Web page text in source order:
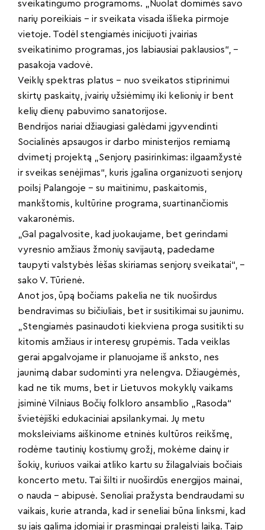
sveikatingumo programoms. „Nuolat domimės savo
narių poreikiais – ir sveikata visada išlieka pirmoje
vietoje. Todėl stengiamės inicijuoti įvairias
sveikatinimo programas, jos labiausiai paklausios“, –
pasakoja vadovė.
Veiklų spektras platus – nuo sveikatos stiprinimui
skirtų paskaitų, įvairių užsiėmimų iki kelionių ir bent
kelių dienų pabuvimo sanatorijose.
Bendrijos nariai džiaugiasi galėdami įgyvendinti
Socialinės apsaugos ir darbo ministerijos remiamą
dvimetį projektą „Senjorų pasirinkimas: ilgaamžystė
ir sveikas senėjimas“, kuris įgalina organizuoti senjorų
poilsį Palangoje – su maitinimu, paskaitomis,
mankštomis, kultūrine programa, suartinančiomis
vakaronėmis.
„Gal pagalvosite, kad juokaujame, bet gerindami
vyresnio amžiaus žmonių savijautą, padedame
taupyti valstybės lėšas skiriamas senjorų sveikatai“, –
sako V. Tūrienė.
Anot jos, ūpą bočiams pakelia ne tik nuoširdus
bendravimas su bičiuliais, bet ir susitikimai su jaunimu.
„Stengiamės pasinaudoti kiekviena proga susitikti su
kitomis amžiaus ir interesų grupėmis. Tada veiklas
gerai apgalvojame ir planuojame iš anksto, nes
jaunimą dabar sudominti yra nelengva. Džiaugėmės,
kad ne tik mums, bet ir Lietuvos mokyklų vaikams
įsiminė Vilniaus Bočių folkloro ansamblio „Rasoda“
švietėjiški edukaciniai apsilankymai. Jų metu
moksleiviams aiškinome etninės kultūros reikšmę,
rodėme tautinių kostiumų grožį, mokėme dainų ir
šokių, kuriuos vaikai atliko kartu su žilagalviais bočiais
koncerto metu. Tai šilti ir nuoširdūs energijos mainai,
o nauda – abipusė. Senoliai pražysta bendraudami su
vaikais, kurie atranda, kad ir seneliai būna linksmi, kad
su jais galima įdomiai ir prasmingai praleisti laiką. Taip